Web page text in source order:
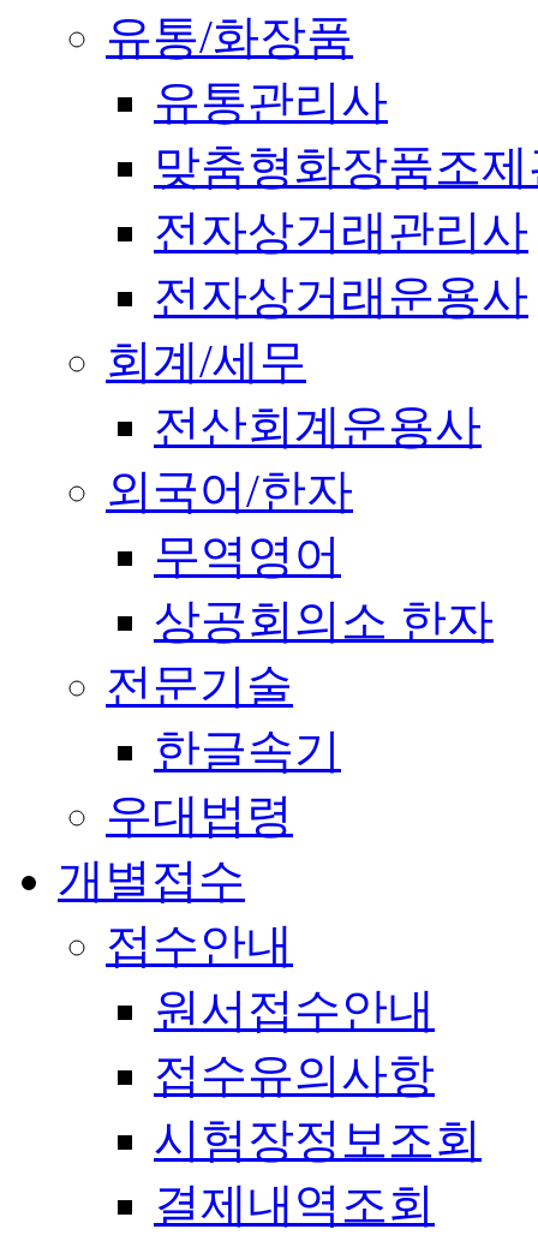
유통/화장품
유통관리사
맞춤형화장품조
전자상거래관리사
전자상거래운용사
회계/세무
전산회계운용사
외국어/한자
무역영어
상공회의소 한자
전문기술
한글속기
우대법령
개별접수
접수안내
원서접수안내
접수유의사항
시험장정보조회
결제내역조회